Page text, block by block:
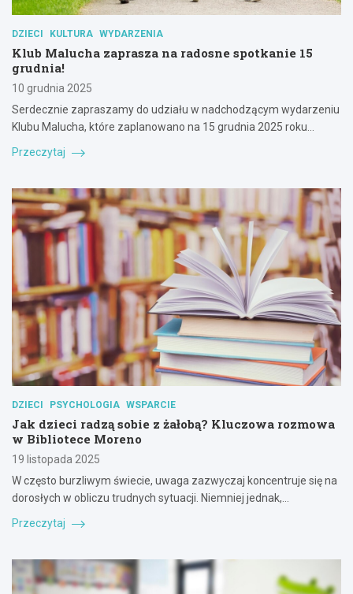
DZIECI KULTURA WYDARZENIA
Klub Malucha zaprasza na radosne spotkanie 15
grudnia!
10 grudnia 2025
Serdecznie zapraszamy do udziału w nadchodzącym wydarzeniu
Klubu Malucha, które zaplanowano na 15 grudnia 2025 roku…
Przeczytaj
DZIECI PSYCHOLOGIA WSPARCIE
Jak dzieci radzą sobie z żałobą? Kluczowa rozmowa
w Bibliotece Moreno
19 listopada 2025
W często burzliwym świecie, uwaga zazwyczaj koncentruje się na
dorosłych w obliczu trudnych sytuacji. Niemniej jednak,…
Przeczytaj